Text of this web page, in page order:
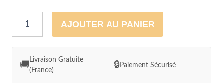
quantité
mural
AJOUTER AU PANIER
🚚
Livraison Gratuite
(France)
🔒Paiement Sécurisé